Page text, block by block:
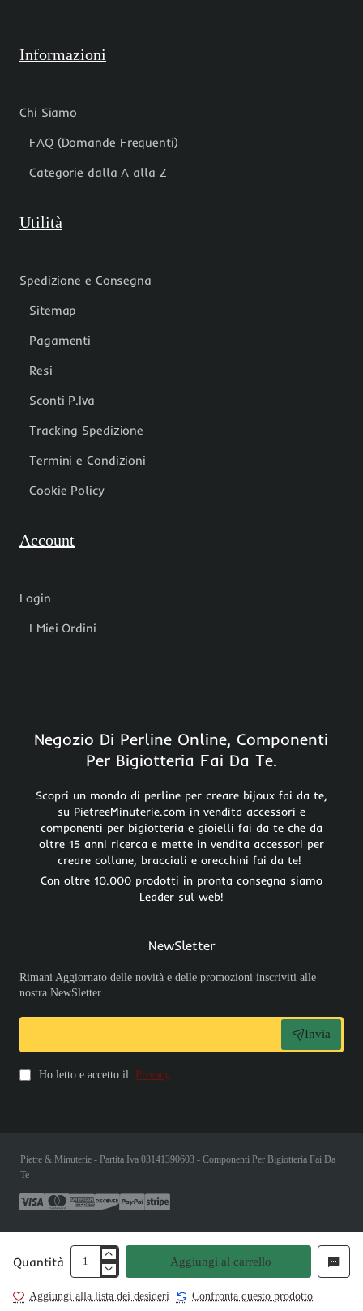
Quantità Aggiungi al carrello
Aggiungi alla lista dei desideri Confronta questo prodotto
Informazioni
Chi Siamo
FAQ (Domande Frequenti)
Categorie dalla A alla Z
Utilità
Spedizione e Consegna
Sitemap
Pagamenti
Resi
Sconti P.Iva
Tracking Spedizione
Termini e Condizioni
Cookie Policy
Account
Login
I Miei Ordini
Negozio Di Perline Online, Componenti
Per Bigiotteria Fai Da Te.
Scopri un mondo di perline per creare bijoux fai da te,
su PietreeMinuterie.com in vendita accessori e
componenti per bigiotteria e gioielli fai da te che da
oltre 15 anni ricerca e mette in vendita accessori per
creare collane, bracciali e orecchini fai da te!
Con oltre 10.000 prodotti in pronta consegna siamo
Leader sul web!
NewSletter
Rimani Aggiornato delle novità e delle promozioni inscriviti alle
nostra NewSletter
Invia
Ho letto e accetto il Privacy
Pietre & Minuterie - Partita Iva 03141390603 - Componenti Per Bigiotteria Fai Da
Te